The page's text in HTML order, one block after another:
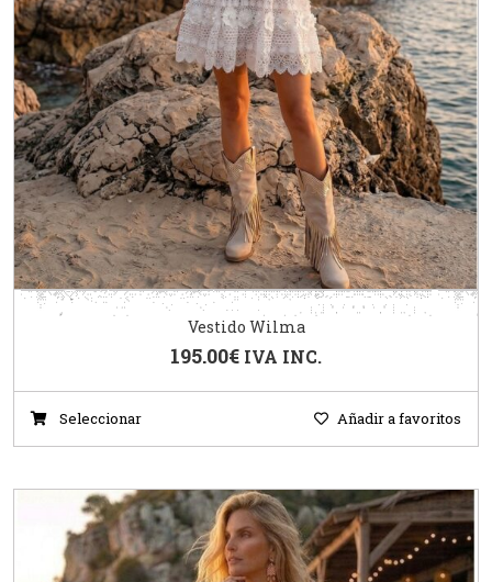
Vestido Wilma
195.00€ IVA INC.
Seleccionar Añadir a favoritos